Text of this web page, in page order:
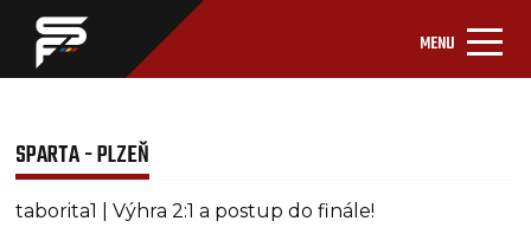
MENU
SPARTA - PLZEŇ
taborita1 | Výhra 2:1 a postup do finále!